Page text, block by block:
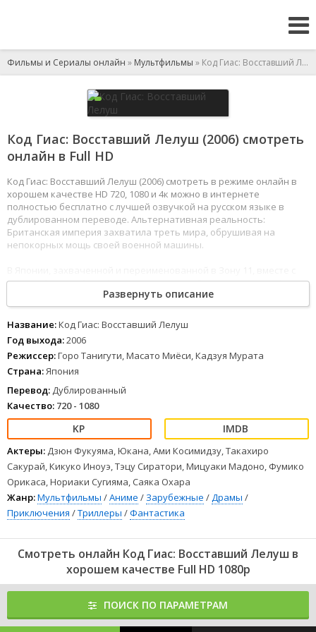
Фильмы и Сериалы онлайн » Мультфильмы » Код Гиас: Восставший Лелуш
Код Гиас: Восставший Лелуш (2006) смотреть
онлайн в Full HD
Код Гиас: Восставший Лелуш (2006) смотреть в режиме онлайн в
хорошем качестве HD 720, 1080 и 4к можно в интернете
полностью бесплатно с лучшей озвучкой на русском языке в
дублированном переводе. Альтернативная реальность:
Британская империя захватила треть мира, обрушивая на
непокорных мощь своей военной машины.
младшей сестрой живёт старшеклассник Лелуш – изгнанный сын
Императора, потерявший мать и право на престол. Юноша
отличается от сверстников не только происхождением – он
весьма одарённая личность, только где применить эти
способности? Неожиданно Лелуш оказывается вовлечён в
столкновение между японскими террористами и британскими
солдатами. Так он знакомится с загадочной девушкой C.C. Она
дарует ему сверхъестественную способность Гиас,
позволяющую подчинять себе волю других людей.
Скрывая лицо под маской и под именем Зеро, Лелуш
присоединяется к подпольному движению, горя желанием
отомстить
12 34 5 6 78
Развернуть описание
Название:Код Гиас: Восставший Лелуш
Год выхода:2006
Режиссер:Горо Танигути, Масато Миёси, Кадзуя Мурата
Страна:Япония
Перевод: Дублированный
Качество: 720 - 1080
Актеры: Дзюн Фукуяма, Юкана, Ами Косимидзу, Такахиро
Сакурай, Кикуко Иноуэ, Тэцу Сиратори, Мицуаки Мадоно, Фумико
Орикаса, Нориаки Сугияма, Саяка Охара
Жанр:Мультфильмы /Аниме / Зарубежные /Драмы /
Приключения /Триллеры /Фантастика
Смотреть онлайн Код Гиас: Восставший Лелуш в
хорошем качестве Full HD 1080p
ПОИСК ПО ПАРАМЕТРАМ